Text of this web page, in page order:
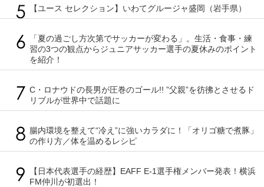
【ユース セレクション】いわてグルージャ盛岡（岩手県）
「夏の過ごし方次第でサッカーが変わる」。生活・食事・練
習の3つの観点からジュニアサッカー選手の夏休みのポイント
を紹介！
C・ロナウドの長男が圧巻のゴール!! ”父親”を彷彿とさせるド
リブルが世界中で話題に
腸内環境を整えて“冷え”に強いカラダに！「オリゴ糖で煮豚」
の作り方／体を温めるレシピ
【日本代表選手の経歴】EAFF E-1選手権メンバー発表！横浜
FM仲川が初選出！